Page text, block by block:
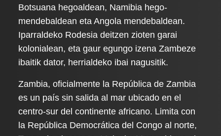
Botsuana hegoaldean, Namibia hego-
mendebaldean eta Angola mendebaldean.
Iparraldeko Rodesia deitzen zioten garai
kolonialean, eta gaur egungo izena Zambeze
ibaitik dator, herrialdeko ibai nagusitik.
Zambia, oficialmente la República de Zambia
es un país sin salida al mar ubicado en el
centro-sur del continente africano. Limita con
la República Democrática del Congo al norte,